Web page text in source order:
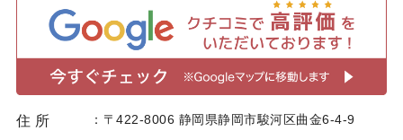
住 所 〒422-8006 静岡県静岡市駿河区曲金6-4-9